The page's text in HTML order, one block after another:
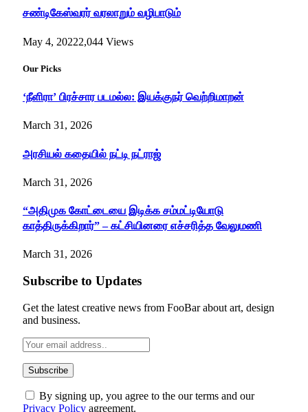
சண்டிகேஸ்வரர் வரலாறும் வழிபாடும்
May 4, 20222,044 Views
Our Picks
‘நீளிரா’ பிரச்சார படமல்ல: இயக்குநர் வெற்றிமாறன்
March 31, 2026
அரசியல் கதையில் நட்டி நட்ராஜ்
March 31, 2026
“அதிமுக கோட்டையை இடிக்க சம்மட்டியோடு
காத்திருக்கிறார்” – கட்சியினரை எச்சரித்த வேலுமணி
March 31, 2026
Subscribe to Updates
Get the latest creative news from FooBar about art, design
and business.
By signing up, you agree to the our terms and our
Privacy Policy agreement.